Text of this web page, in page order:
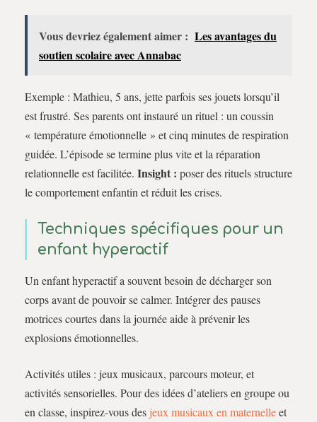
Vous devriez également aimer : Les avantages du
soutien scolaire avec Annabac
Exemple : Mathieu, 5 ans, jette parfois ses jouets lorsqu’il
est frustré. Ses parents ont instauré un rituel : un coussin
« température émotionnelle » et cinq minutes de respiration
guidée. L’épisode se termine plus vite et la réparation
relationnelle est facilitée. Insight : poser des rituels structure
le comportement enfantin et réduit les crises.
Techniques spécifiques pour un
enfant hyperactif
Un enfant hyperactif a souvent besoin de décharger son
corps avant de pouvoir se calmer. Intégrer des pauses
motrices courtes dans la journée aide à prévenir les
explosions émotionnelles.
Activités utiles : jeux musicaux, parcours moteur, et
activités sensorielles. Pour des idées d’ateliers en groupe ou
en classe, inspirez-vous des jeux musicaux en maternelleet